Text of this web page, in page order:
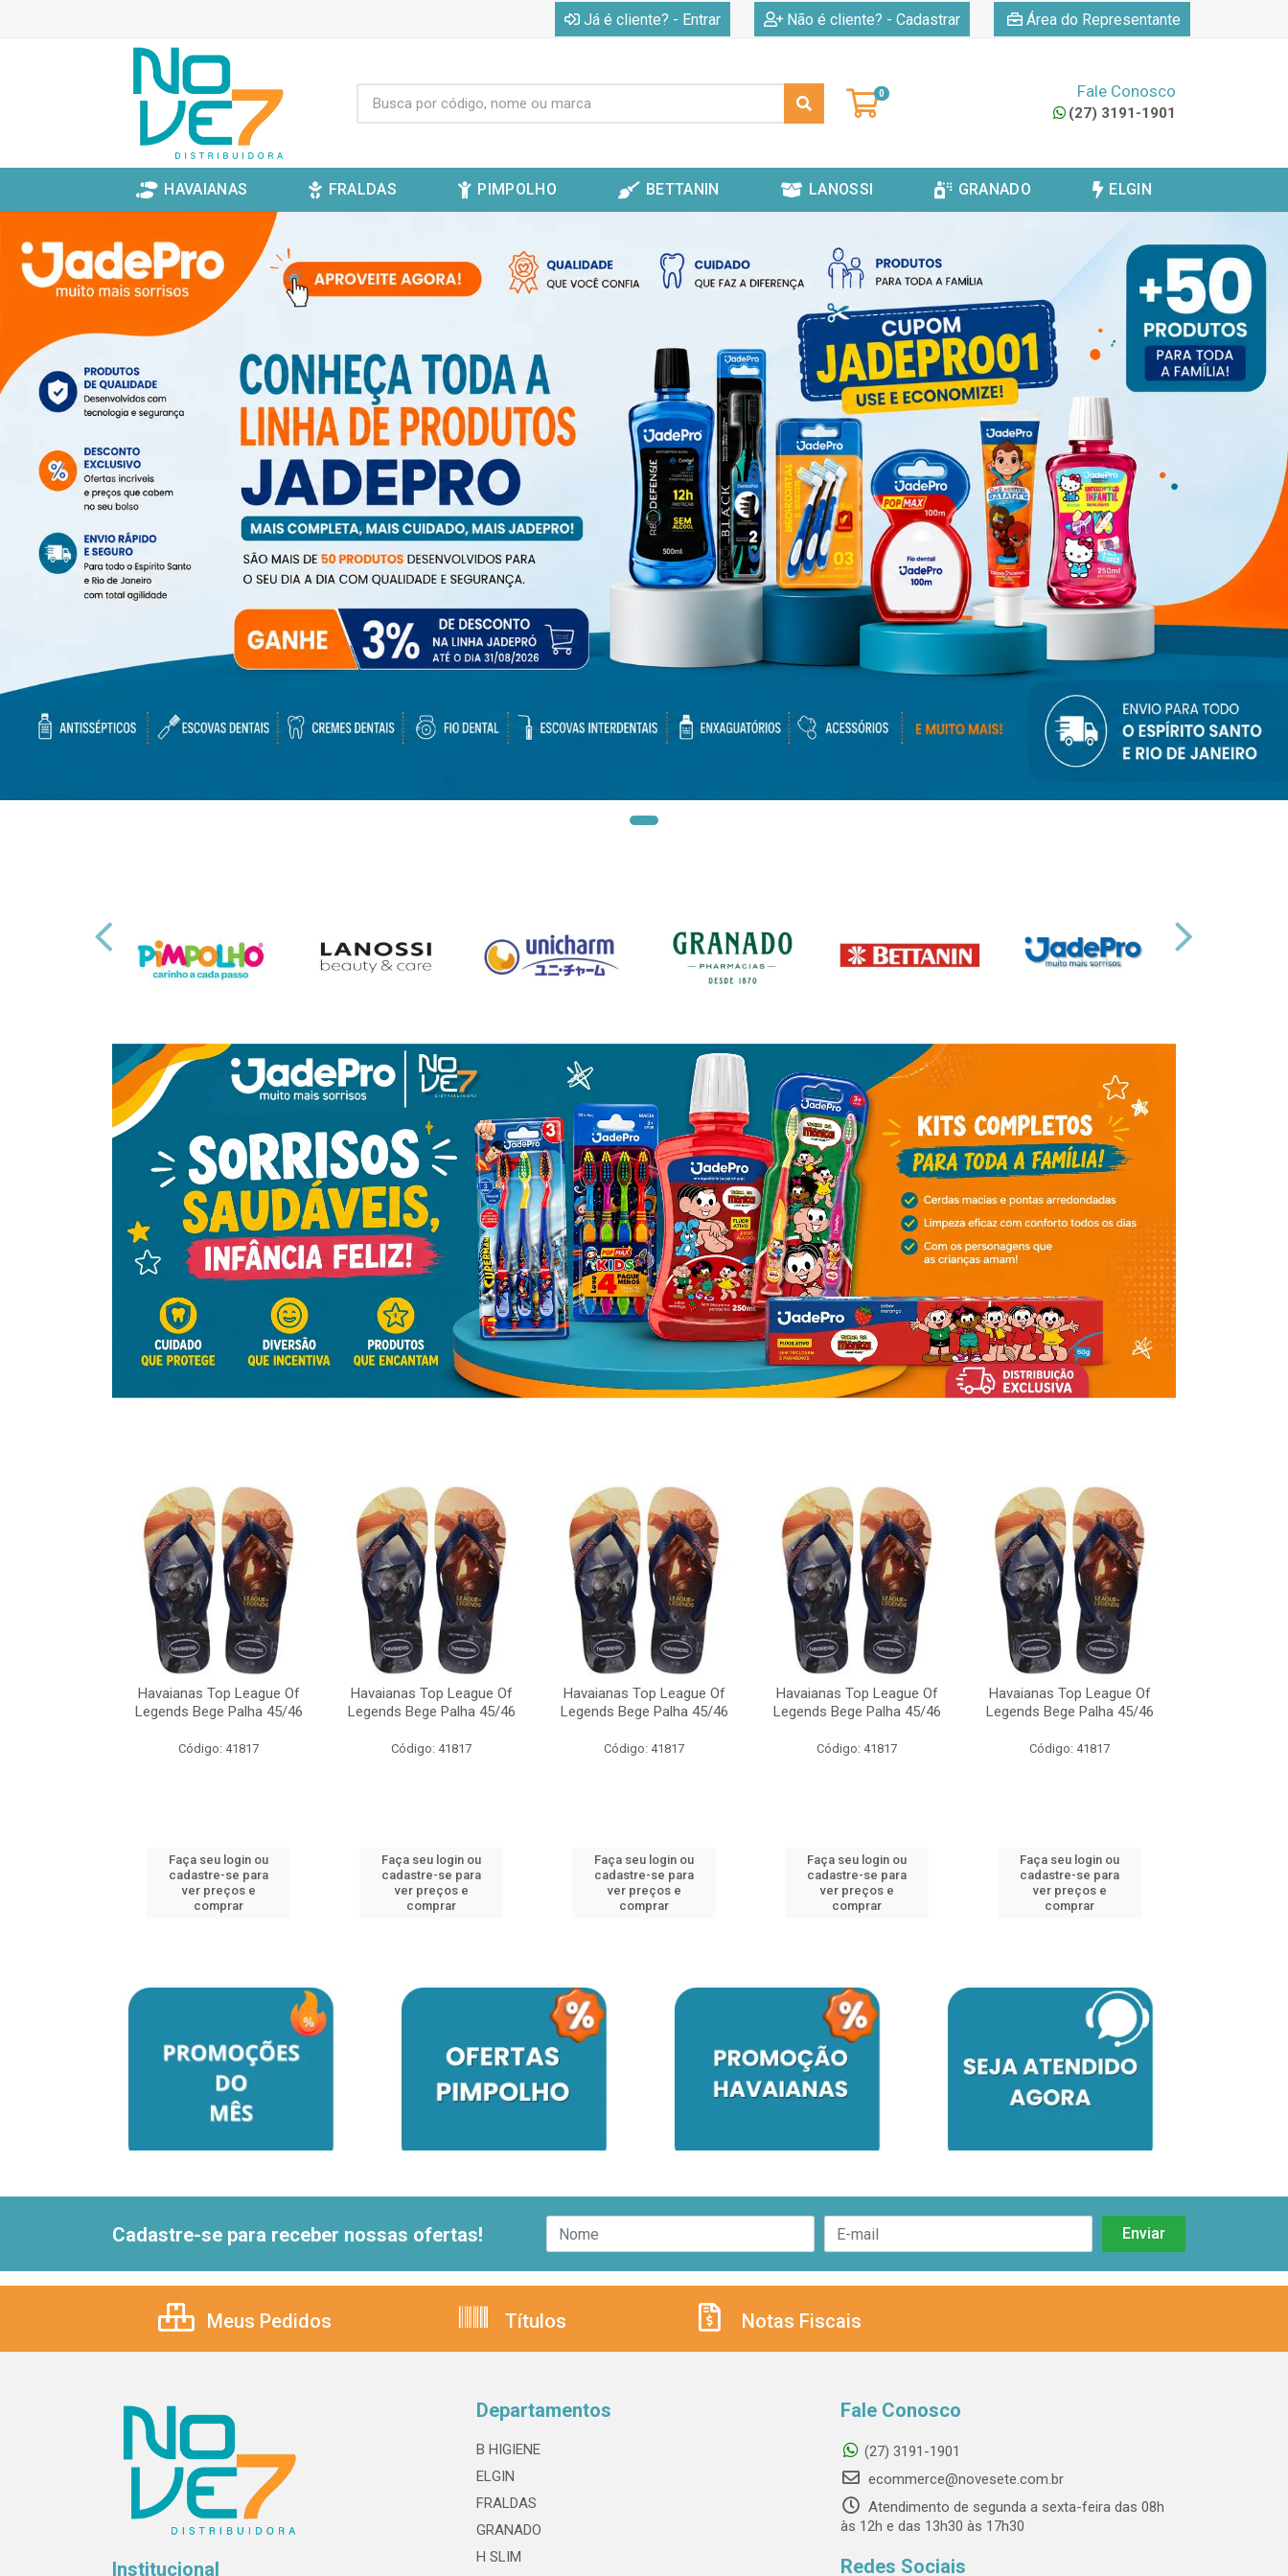
Já é cliente? - Entrar Não é cliente? - Cadastrar Área do Representante
0 Fale Conosco
(27) 3191-1901
HAVAIANAS FRALDAS PIMPOLHO BETTANIN LANOSSI GRANADO ELGIN
Havaianas Top League Of
Legends Bege Palha 45/46
Código: 41817
Faça seu login ou
cadastre-se para
ver preços e
comprar
Havaianas Top League Of
Legends Bege Palha 45/46
Código: 41817
Faça seu login ou
cadastre-se para
ver preços e
comprar
Havaianas Top League Of
Legends Bege Palha 45/46
Código: 41817
Faça seu login ou
cadastre-se para
ver preços e
comprar
Havaianas Top League Of
Legends Bege Palha 45/46
Código: 41817
Faça seu login ou
cadastre-se para
ver preços e
comprar
Havaianas Top League Of
Legends Bege Palha 45/46
Código: 41817
Faça seu login ou
cadastre-se para
ver preços e
comprar
Cadastre-se para receber nossas ofertas!
Meus Pedidos Títulos Notas Fiscais
Institucional
Departamentos
B HIGIENE
ELGIN
FRALDAS
GRANADO
H SLIM
Fale Conosco
(27) 3191-1901
ecommerce@novesete.com.br
Atendimento de segunda a sexta-feira das 08h
às 12h e das 13h30 às 17h30
Redes Sociais